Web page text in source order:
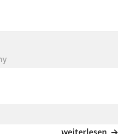
Me!
- War on Women
Allegiance (feat. Alissa
oder über unsere